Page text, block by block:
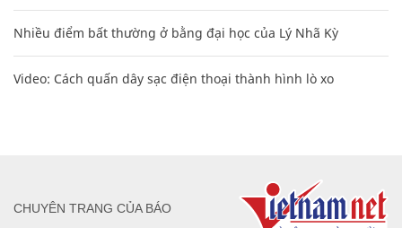
Nhiều điểm bất thường ở bằng đại học của Lý Nhã Kỳ
Video: Cách quấn dây sạc điện thoại thành hình lò xo
CHUYÊN TRANG CỦA BÁO